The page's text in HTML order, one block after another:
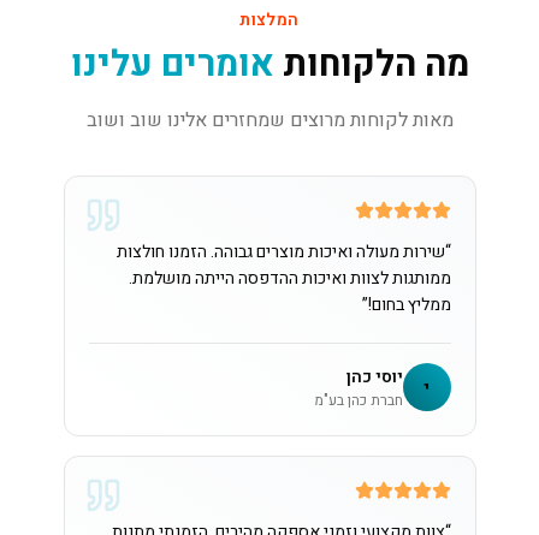
המלצות
מה הלקוחות אומרים עלינו
מאות לקוחות מרוצים שמחזרים אלינו שוב ושוב
“שירות מעולה ואיכות מוצרים גבוהה. הזמנו חולצות
ממותגות לצוות ואיכות ההדפסה הייתה מושלמת.
ממליץ בחום!”
י יוסי כהן
חברת כהן בע"מ